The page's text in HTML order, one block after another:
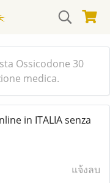
Ossicodone 30
medica.
in ITALIA senza
แจ้งลบ